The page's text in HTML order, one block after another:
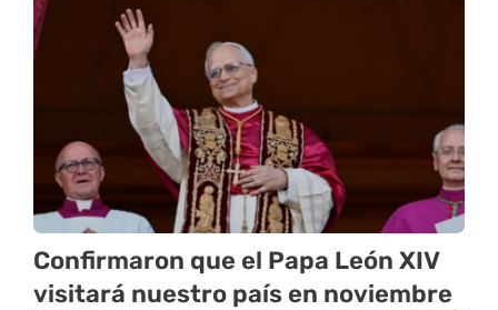
Confirmaron que el Papa León XIV
visitará nuestro país en noviembre